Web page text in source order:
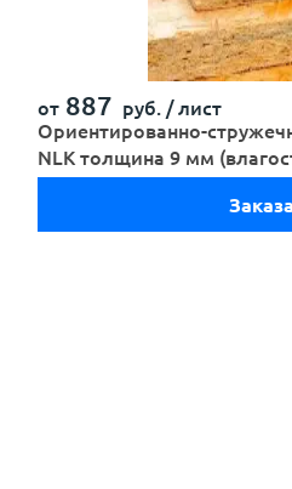
от 887 руб. /лист
Ориентированно-
NLK толщина 9 мм